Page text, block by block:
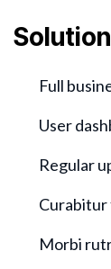
Full
User
Regular
Curabitur
Morbi